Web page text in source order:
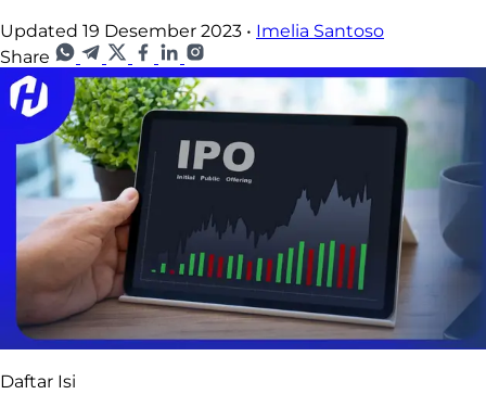
Updated 19 Desember 2023 • Imelia Santoso
Share
Daftar Isi